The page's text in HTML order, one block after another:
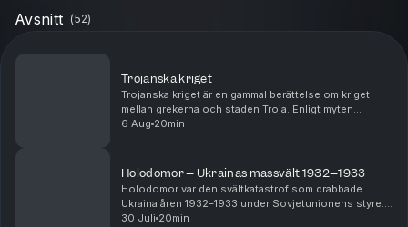
Avsnitt (52)
Trojanska kriget
Trojanska kriget är en gammal berättelse om kriget
mellan grekerna och staden Troja. Enligt myten
började allt när Paris från Troja tog med sig Helena från
6 Aug 20min
Holodomor – Ukrainas massvält 1932–1933
Holodomor var den svältkatastrof som drabbade
Ukraina åren 1932–1933 under Sovjetunionens styre.
Miljontals människor dog när staten beslagtog
30 Juli 20min